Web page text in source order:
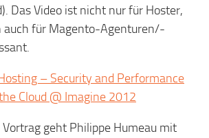
Das Video ist nicht nur für Hoster,
auch für Magento-Agenturen/-
– Security and Performance
Cloud @ Imagine 2012
geht Philippe Humeau mit